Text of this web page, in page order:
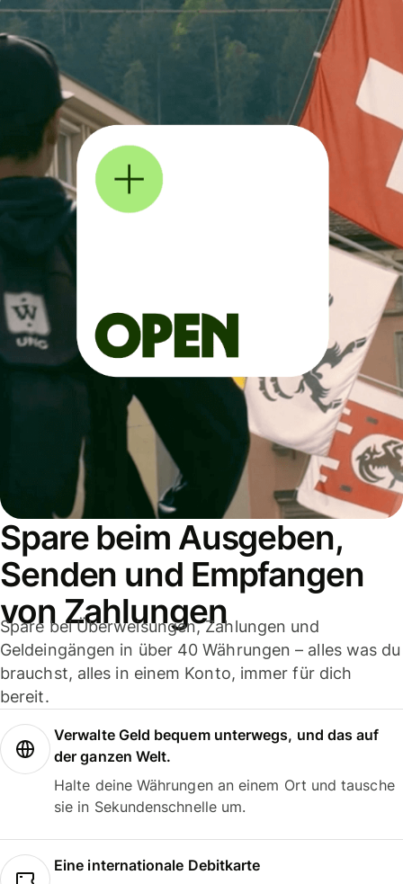
Spare beim Ausgeben,
Senden und Empfangen
von Zahlungen
Spare bei Überweisungen, Zahlungen und
Geldeingängen in über 40 Währungen – alles was du
brauchst, alles in einem Konto, immer für dich
bereit.
Verwalte Geld bequem unterwegs, und das auf
der ganzen Welt.
Halte deine Währungen an einem Ort und tausche
sie in Sekundenschnelle um.
Eine internationale Debitkarte